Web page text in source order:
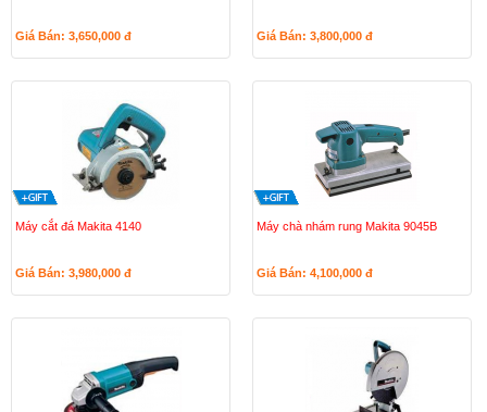
Giá Bán: 3,650,000 đ Giá Bán: 3,800,000 đ
Máy cắt đá Makita 4140
Giá Bán: 3,980,000 đ
Máy chà nhám rung Makita 9045B
Giá Bán: 4,100,000 đ